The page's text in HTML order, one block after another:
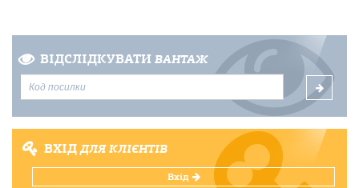
ВІДСЛІДКУВАТИ ВАНТАЖ
ВХІДДЛЯ КЛІЄНТІВ
Вхід